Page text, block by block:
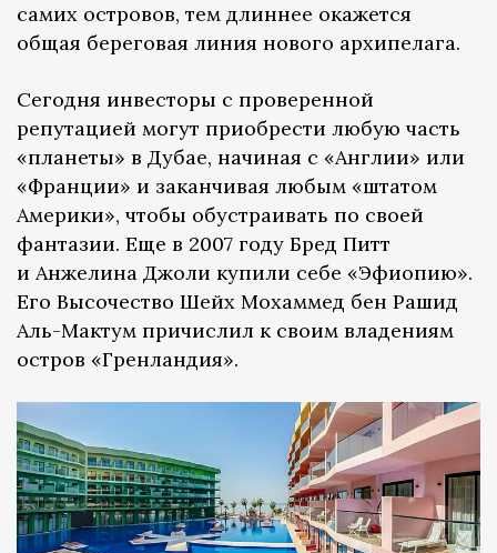
самих островов, тем длиннее окажется
общая береговая линия нового архипелага.
Сегодня инвесторы с проверенной
репутацией могут приобрести любую часть
«планеты» в Дубае, начиная с «Англии» или
«Франции» и заканчивая любым «штатом
Америки», чтобы обустраивать по своей
фантазии. Еще в 2007 году Бред Питт
и Анжелина Джоли купили себе «Эфиопию».
Его Высочество Шейх Мохаммед бен Рашид
Аль-Мактум причислил к своим владениям
остров «Гренландия».